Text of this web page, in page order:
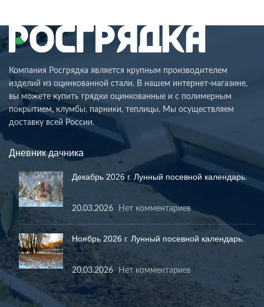
Компания Росгрядка является крупным производителем
изделий из оцинкованной стали. В нашем интернет-магазине,
вы можете купить грядки оцинкованные и с полимерным
покрытием, клумбы, парники, теплицы. Мы осуществляем
доставку всей России.
Дневник дачника
Декабрь 2026 г. Лунный посевной календарь.
20.03.2026 Нет комментариев
Ноябрь 2026 г. Лунный посевной календарь.
20.03.2026 Нет комментариев